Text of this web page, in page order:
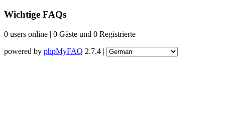
Wichtige FAQs
0 users online | 0 Gäste und 0 Registrierte
powered by phpMyFAQ 2.7.4 |